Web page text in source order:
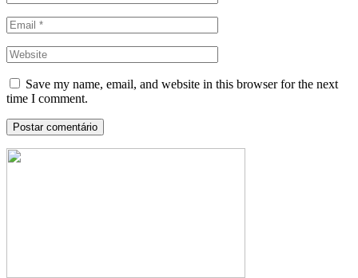
Save my name, email, and website in this browser for the next
time I comment.